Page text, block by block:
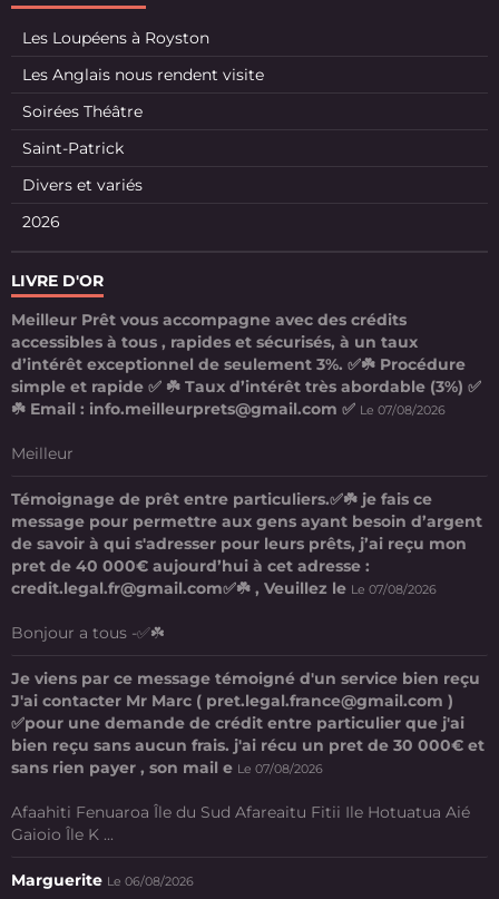
Les Loupéens à Royston
Les Anglais nous rendent visite
Soirées Théâtre
Saint-Patrick
Divers et variés
2026
LIVRE D'OR
Meilleur Prêt vous accompagne avec des crédits
accessibles à tous , rapides et sécurisés, à un taux
d’intérêt exceptionnel de seulement 3%. ✅☘️ Procédure
simple et rapide ✅ ☘️ Taux d’intérêt très abordable (3%) ✅
☘️ Email : info.meilleurprets@gmail.com ✅ Le 07/08/2026
Meilleur
Témoignage de prêt entre particuliers.✅☘️ je fais ce
message pour permettre aux gens ayant besoin d’argent
de savoir à qui s'adresser pour leurs prêts, j’ai reçu mon
pret de 40 000€ aujourd’hui à cet adresse :
credit.legal.fr@gmail.com✅☘️ , Veuillez le Le 07/08/2026
Bonjour a tous -✅☘️
Je viens par ce message témoigné d'un service bien reçu
J'ai contacter Mr Marc ( pret.legal.france@gmail.com )
✅pour une demande de crédit entre particulier que j'ai
bien reçu sans aucun frais. j'ai récu un pret de 30 000€ et
sans rien payer , son mail e Le 07/08/2026
Afaahiti Fenuaroa Île du Sud Afareaitu Fitii Ile Hotuatua Aié
Gaioio Île K ...
Marguerite Le 06/08/2026